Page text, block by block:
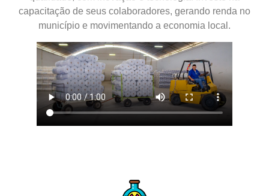
capacitação de seus colaboradores, gerando renda no
município e movimentando a economia local.